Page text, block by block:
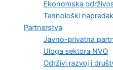
Ekonomska
Tehnološki
Partnerstva
Javno-privatna
Uloga sektora NVO
Održivi razvoj i